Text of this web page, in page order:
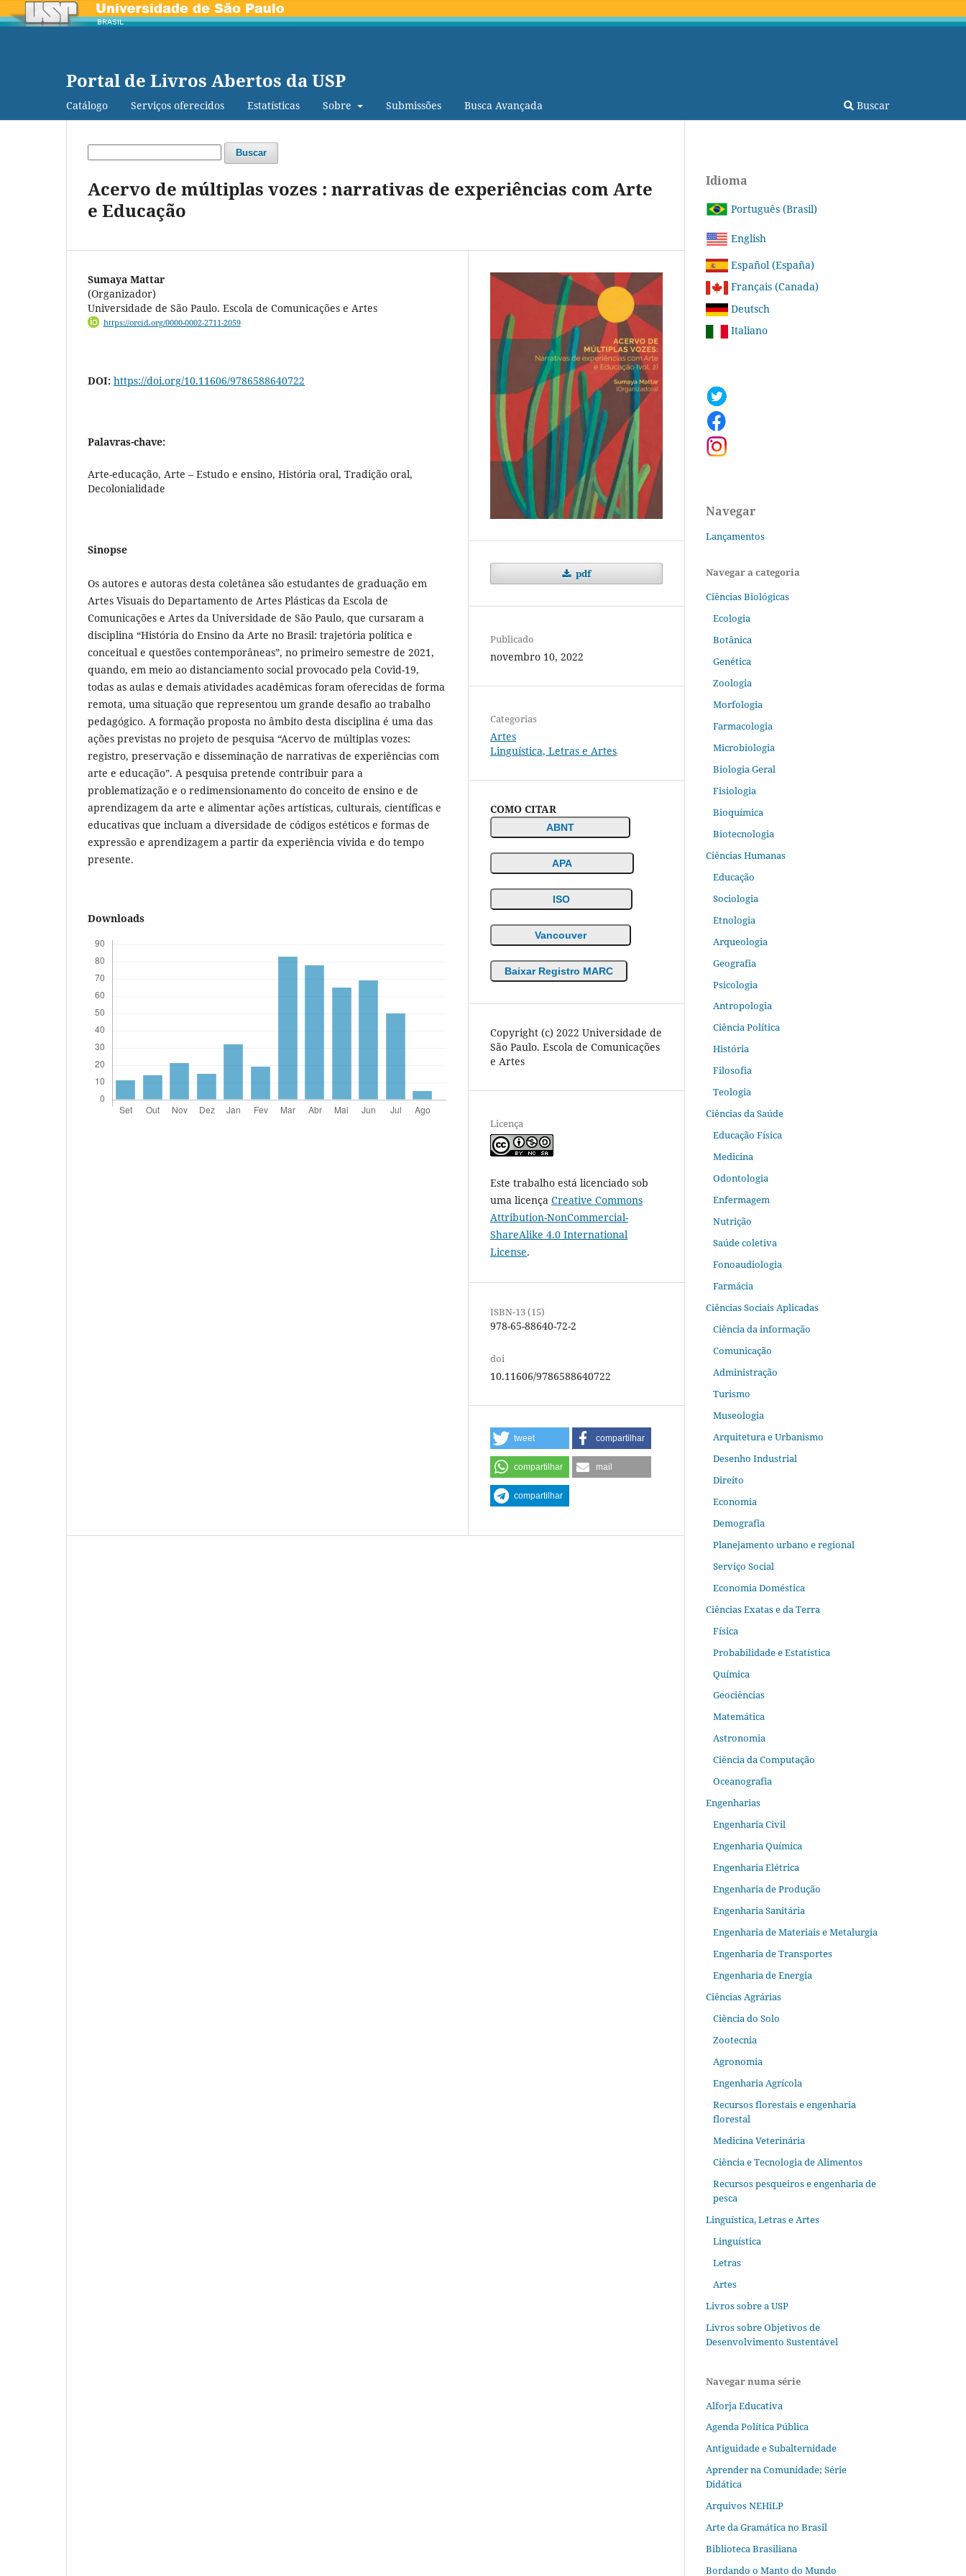
Portal de Livros Abertos da USP
Catálogo Serviços oferecidos Estatísticas Sobre Submissões Busca Avançada Buscar
Buscar
Acervo de múltiplas vozes : narrativas de experiências com Arte
e Educação
Sumaya Mattar
(Organizador)
Universidade de São Paulo. Escola de Comunicações e Artes
https://orcid.org/0000-0002-2711-2059
DOI: https://doi.org/10.11606/9786588640722
Palavras-chave:
Arte-educação, Arte – Estudo e ensino, História oral, Tradição oral,
Decolonialidade
Sinopse
Os autores e autoras desta coletânea são estudantes de graduação em
Artes Visuais do Departamento de Artes Plásticas da Escola de
Comunicações e Artes da Universidade de São Paulo, que cursaram a
disciplina “História do Ensino da Arte no Brasil: trajetória política e
conceitual e questões contemporâneas”, no primeiro semestre de 2021,
quando, em meio ao distanciamento social provocado pela Covid-19,
todas as aulas e demais atividades acadêmicas foram oferecidas de forma
remota, uma situação que representou um grande desafio ao trabalho
pedagógico. A formação proposta no âmbito desta disciplina é uma das
ações previstas no projeto de pesquisa “Acervo de múltiplas vozes:
registro, preservação e disseminação de narrativas de experiências com
arte e educação”. A pesquisa pretende contribuir para a
problematização e o redimensionamento do conceito de ensino e de
aprendizagem da arte e alimentar ações artísticas, culturais, científicas e
educativas que incluam a diversidade de códigos estéticos e formas de
expressão e aprendizagem a partir da experiência vivida e do tempo
presente.
Downloads
pdf
Publicado
novembro 10, 2022
Categorias
Artes
Linguística, Letras e Artes
COMO CITAR
ABNT
APA
ISO
Vancouver
Baixar Registro MARC
Copyright (c) 2022 Universidade de
São Paulo. Escola de Comunicações
e Artes
Licença
Este trabalho está licenciado sob
uma licença Creative Commons
Attribution-NonCommercial-
ShareAlike 4.0 International
License.
ISBN-13 (15)
978-65-88640-72-2
doi
10.11606/9786588640722
tweet compartilhar
compartilhar mail
compartilhar
Idioma
Português (Brasil)
English
Español (España)
Français (Canada)
Deutsch
Italiano
Navegar
Lançamentos
Navegar a categoria
Ciências Biológicas
Ecologia
Botânica
Genética
Zoologia
Morfologia
Farmacologia
Microbiologia
Biologia Geral
Fisiologia
Bioquímica
Biotecnologia
Ciências Humanas
Educação
Sociologia
Etnologia
Arqueologia
Geografia
Psicologia
Antropologia
Ciência Política
História
Filosofia
Teologia
Ciências da Saúde
Educação Física
Medicina
Odontologia
Enfermagem
Nutrição
Saúde coletiva
Fonoaudiologia
Farmácia
Ciências Sociais Aplicadas
Ciência da informação
Comunicação
Administração
Turismo
Museologia
Arquitetura e Urbanismo
Desenho Industrial
Direito
Economia
Demografia
Planejamento urbano e regional
Serviço Social
Economia Doméstica
Ciências Exatas e da Terra
Física
Probabilidade e Estatística
Química
Geociências
Matemática
Astronomia
Ciência da Computação
Oceanografia
Engenharias
Engenharia Civil
Engenharia Química
Engenharia Elétrica
Engenharia de Produção
Engenharia Sanitária
Engenharia de Materiais e Metalurgia
Engenharia de Transportes
Engenharia de Energia
Ciências Agrárias
Ciência do Solo
Zootecnia
Agronomia
Engenharia Agrícola
Recursos florestais e engenharia
florestal
Medicina Veterinária
Ciência e Tecnologia de Alimentos
Recursos pesqueiros e engenharia de
pesca
Linguística, Letras e Artes
Linguística
Letras
Artes
Livros sobre a USP
Livros sobre Objetivos de
Desenvolvimento Sustentável
Navegar numa série
Alforja Educativa
Agenda Política Pública
Antiguidade e Subalternidade
Aprender na Comunidade; Série
Didática
Arquivos NEHiLP
Arte da Gramática no Brasil
Biblioteca Brasiliana
Bordando o Manto do Mundo